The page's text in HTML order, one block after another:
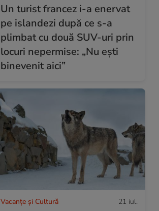
Un turist francez i-a enervat
pe islandezi după ce s-a
plimbat cu două SUV-uri prin
locuri nepermise: „Nu ești
binevenit aici”
Vacanțe și Cultură 21 iul.